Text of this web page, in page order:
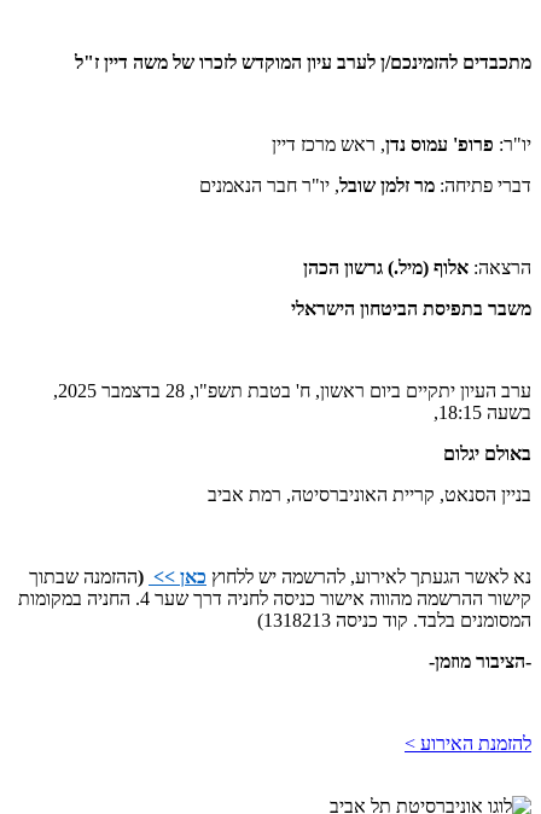
מתכבדים להזמינכם/ן לערב עיון המוקדש לזכרו של משה דיין ז"ל
יו"ר: פרופ' עמוס נדן, ראש מרכז דיין
דברי פתיחה: מר זלמן שובל, יו"ר חבר הנאמנים
הרצאה: אלוף (מיל.) גרשון הכהן
משבר בתפיסת הביטחון הישראלי
ערב העיון יתקיים ביום ראשון, ח' בטבת תשפ"ו, 28 בדצמבר 2025,
בשעה 18:15,
באולם יגלום
בניין הסנאט, קריית האוניברסיטה, רמת אביב
נא לאשר הגעתך לאירוע, להרשמה יש ללחוץ כאן >> (ההזמנה שבתוך
קישור ההרשמה מהווה אישור כניסה לחניה דרך שער 4. החניה במקומות
המסומנים בלבד. קוד כניסה 1318213)
-הציבור מוזמן-
להזמנת האירוע >